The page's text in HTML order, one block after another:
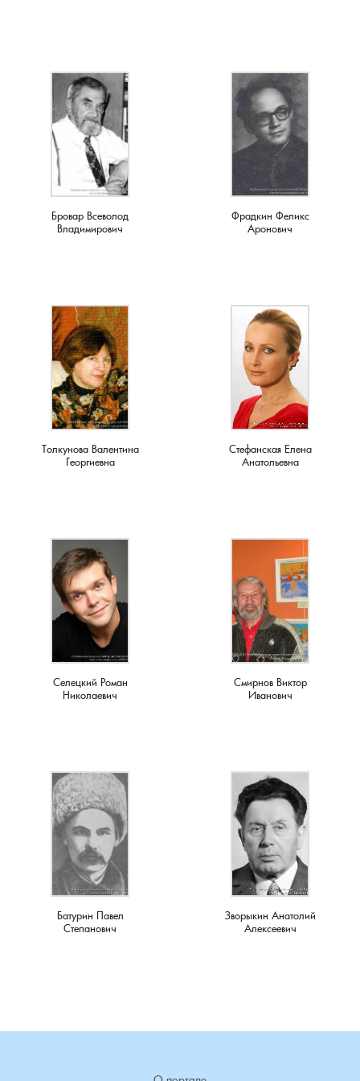
Бровар Всеволод
Владимирович
Фрадкин Феликс
Аронович
Толкунова Валентина
Георгиевна
Стефанская Елена
Анатольевна
Селецкий Роман
Николаевич
Смирнов Виктор
Иванович
Батурин Павел
Степанович
Зворыкин Анатолий
Алексеевич
Лубенцы, деревня
Лужки, деревня
Макариха, деревня
Микшино, деревня
Мирный, поселок
Мишнево, деревня
Мокеево, деревня
Неверково, деревня
Нерлинка, деревня
Нестерково, деревня
Новая Печуга, деревня
Новосёлка, деревня
Остров, деревня
Палашкино, село
Патакино, село